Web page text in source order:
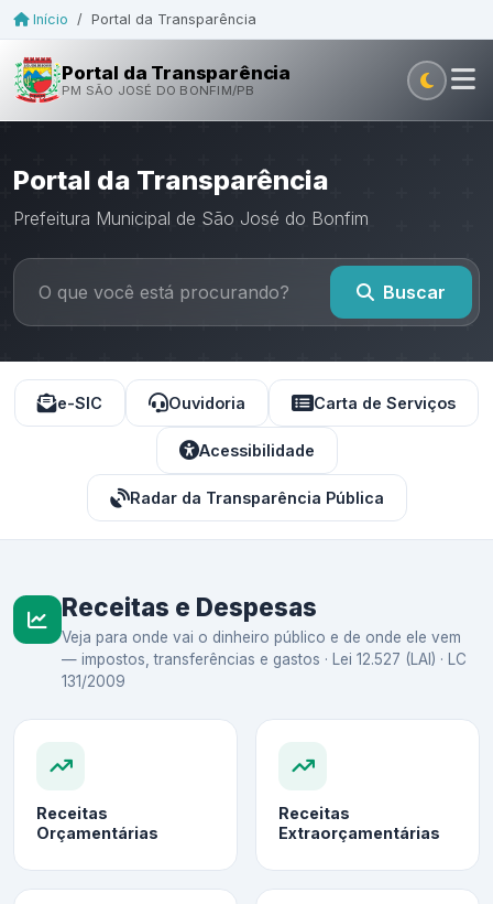
Início / Portal da Transparência
Portal da Transparência
PM SÃO JOSÉ DO BONFIM/PB
Portal da Transparência
Prefeitura Municipal de São José do Bonfim
Buscar
e-SIC Ouvidoria Carta de Serviços
Acessibilidade
Radar da Transparência Pública
Receitas e Despesas
Veja para onde vai o dinheiro público e de onde ele vem
— impostos, transferências e gastos · Lei 12.527 (LAI) · LC
131/2009
Receitas
Orçamentárias
Receitas
Extraorçamentárias